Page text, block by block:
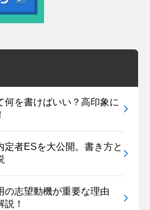
何を書けばいい？高印象に
定者ESを大公開。書き方と
の志望動機が重要な理由
！